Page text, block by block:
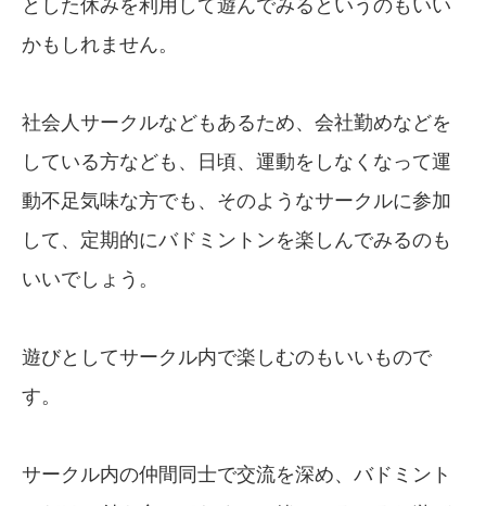
とした休みを利用して遊んでみるというのもいい
かもしれません。
社会人サークルなどもあるため、会社勤めなどを
している方なども、日頃、運動をしなくなって運
動不足気味な方でも、そのようなサークルに参加
して、定期的にバドミントンを楽しんでみるのも
いいでしょう。
遊びとしてサークル内で楽しむのもいいもので
す。
サークル内の仲間同士で交流を深め、バドミント